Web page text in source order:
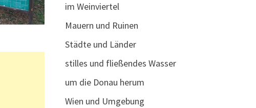
im Weinviertel
Mauern und Ruinen
Städte und Länder
stilles und fließendes Wasser
um die Donau herum
Wien und Umgebung